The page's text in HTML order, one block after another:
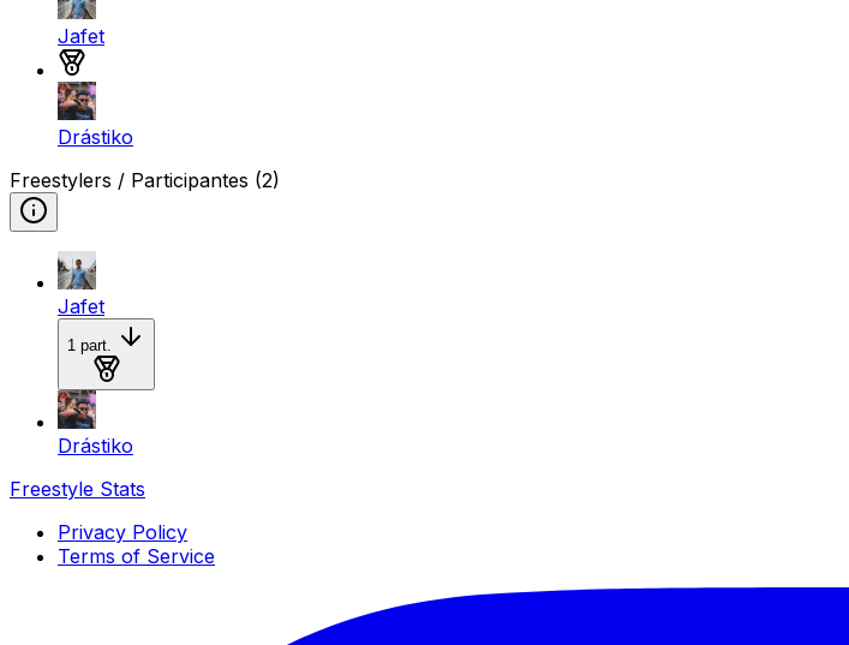
Jafet
Drástiko
Freestylers / Participantes (2)
Jafet
1 part.
Medalla de oro
Drástiko
Freestyle Stats
Privacy Policy
Terms of Service